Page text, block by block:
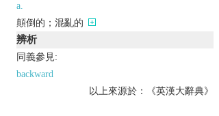
a.
顛倒的；混亂的
辨析
同義參見:
backward
以上來源於：《英漢大辭典》